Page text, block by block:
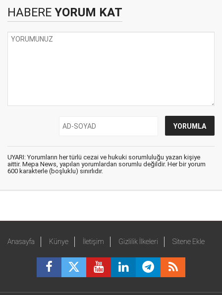
HABERE YORUM KAT
UYARI: Yorumların her türlü cezai ve hukuki sorumluluğu yazan kişiye
aittir. Mepa News, yapılan yorumlardan sorumlu değildir. Her bir yorum
600 karakterle (boşluklu) sınırlıdır.
Anasayfa Künye İletişim Gizlilik İlkeleri Sitene Ekle